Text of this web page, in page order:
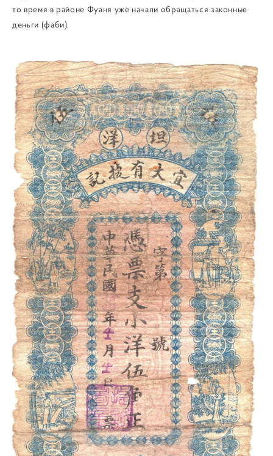
то время в районе Фуаня уже начали обращаться законные
деньги (фаби).